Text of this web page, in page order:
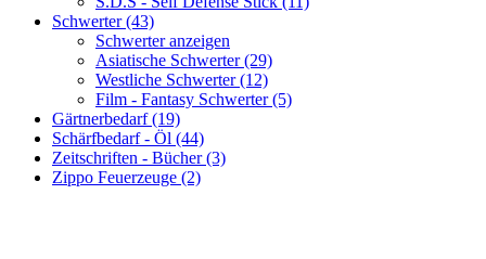
Schwerter (43)
Schwerter anzeigen
Asiatische Schwerter (29)
Westliche Schwerter (12)
Film - Fantasy Schwerter (5)
Gärtnerbedarf (19)
Schärfbedarf - Öl (44)
Zeitschriften - Bücher (3)
Zippo Feuerzeuge (2)